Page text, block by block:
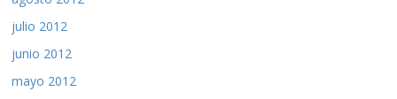
julio 2012
junio 2012
mayo 2012